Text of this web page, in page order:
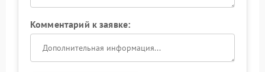
Комментарий к заявке: